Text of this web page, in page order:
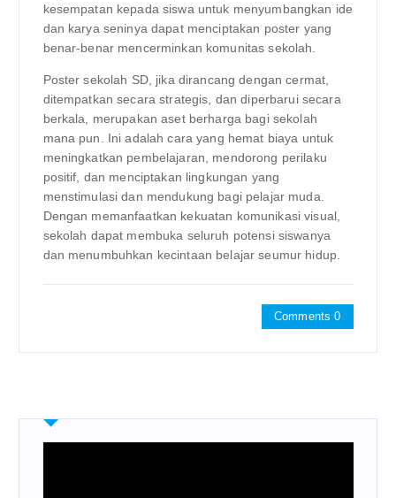
kesempatan kepada siswa untuk menyumbangkan ide
dan karya seninya dapat menciptakan poster yang
benar-benar mencerminkan komunitas sekolah.
Poster sekolah SD, jika dirancang dengan cermat,
ditempatkan secara strategis, dan diperbarui secara
berkala, merupakan aset berharga bagi sekolah
mana pun. Ini adalah cara yang hemat biaya untuk
meningkatkan pembelajaran, mendorong perilaku
positif, dan menciptakan lingkungan yang
menstimulasi dan mendukung bagi pelajar muda.
Dengan memanfaatkan kekuatan komunikasi visual,
sekolah dapat membuka seluruh potensi siswanya
dan menumbuhkan kecintaan belajar seumur hidup.
Comments 0